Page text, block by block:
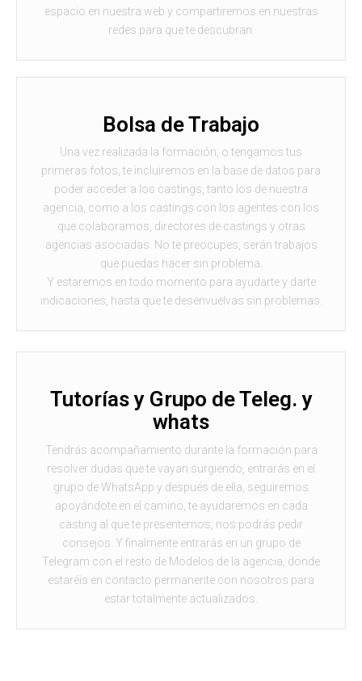
espacio en nuestra web y compartiremos en nuestras
redes para que te descubran.
Bolsa de Trabajo
Una vez realizada la formación, o tengamos tus
primeras fotos, te incluiremos en la base de datos para
poder acceder a los castings, tanto los de nuestra
agencia, como a los castings con los agentes con los
que colaboramos, directores de castings y otras
agencias asociadas. No te preocupes, serán trabajos
que puedas hacer sin problema.
Y estaremos en todo momento para ayudarte y darte
indicaciones, hasta que te desenvuelvas sin problemas.
Tutorías y Grupo de Teleg. y
whats
Tendrás acompañamiento durante la formación para
resolver dudas que te vayan surgiendo, entrarás en el
grupo de WhatsApp y después de ella, seguiremos
apoyándote en el camino, te ayudaremos en cada
casting al que te presentemos, nos podrás pedir
consejos. Y finalmente entrarás en un grupo de
Telegram con el resto de Modelos de la agencia, donde
estaréis en contacto permanente con nosotros para
estar totalmente actualizados.